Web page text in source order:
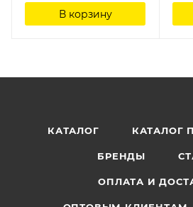
В корзину
КАТАЛОГ КАТАЛОГ
БРЕНДЫ
ОПЛАТА И